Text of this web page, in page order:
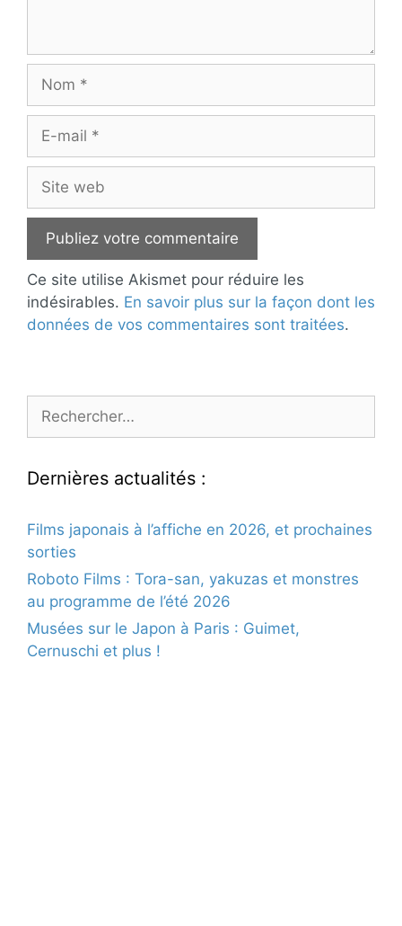
Nom
Site
web
Ce site utilise Akismet pour réduire les
indésirables. En savoir plus sur la façon dont les
données de vos commentaires sont traitées.
Dernières actualités :
Films japonais à l’affiche en 2026, et prochaines
sorties
Roboto Films : Tora-san, yakuzas et monstres
au programme de l’été 2026
Musées sur le Japon à Paris : Guimet,
Cernuschi et plus !